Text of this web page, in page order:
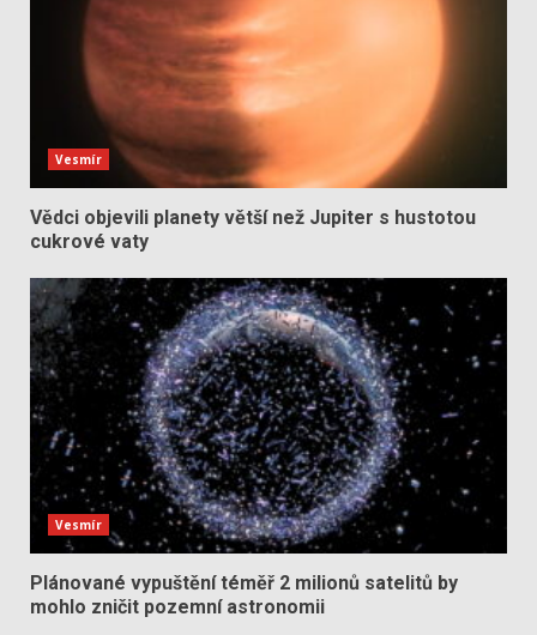
Vesmír
Vědci objevili planety větší než Jupiter s hustotou
cukrové vaty
Vesmír
Plánované vypuštění téměř 2 milionů satelitů by
mohlo zničit pozemní astronomii